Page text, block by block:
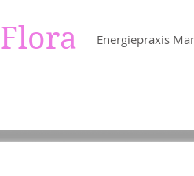
Flora Energiepraxis